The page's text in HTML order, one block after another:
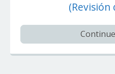
(Revisión